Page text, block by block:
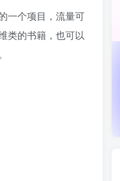
一个项目，流量可
类的书籍，也可以